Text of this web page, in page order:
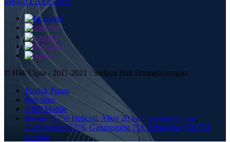
© Hak Cipta - 2011-2021 : Sadaya Hak Ditangtayungan.
Produk Panas
Peta situs
AMP Mobile
Inconel X750 Helicoil, Alloy 20 bar, Inconel 625 bar,
Galunggung C276, Galunggung 718 Babak Bar, XH78T
Lembar,